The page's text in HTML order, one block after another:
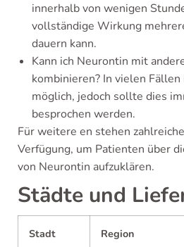
innerhalb von wenigen
vollständige Wirkung
dauern kann.
Kann ich Neurontin mit
kombinieren? In vielen
möglich, jedoch sollte dies
besprochen werden.
Für weitere en stehen
Verfügung, um Patienten über
von Neurontin aufzuklären.
Städte und
Stadt Region